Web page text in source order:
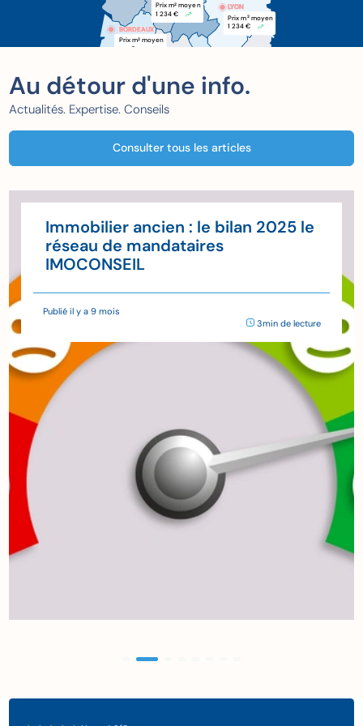
BORDEAUX
BORDEAUX
Prix m2 moyen
xxx €
Prix m2 moyen
1 234 €
LYON
Prix m2 moyen
1 234 €
Au détour d'une info.
Actualités. Expertise. Conseils
Consulter tous les articles
Immobilier ancien : le bilan 2025 le
réseau de mandataires
IMOCONSEIL
Publié il y a 9 mois
3min de lecture